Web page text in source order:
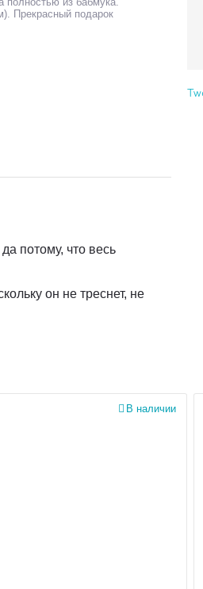
Прекрасный подарок
потому, что весь
он не треснет, не
В наличии
